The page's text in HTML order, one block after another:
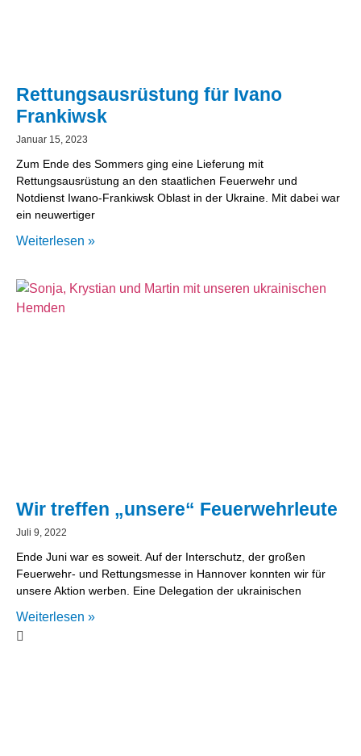
Rettungsausrüstung für Ivano
Frankiwsk
Januar 15, 2023
Zum Ende des Sommers ging eine Lieferung mit
Rettungsausrüstung an den staatlichen Feuerwehr und
Notdienst Iwano-Frankiwsk Oblast in der Ukraine. Mit dabei war
ein neuwertiger
Weiterlesen »
Wir treffen „unsere“ Feuerwehrleute
Juli 9, 2022
Ende Juni war es soweit. Auf der Interschutz, der großen
Feuerwehr- und Rettungsmesse in Hannover konnten wir für
unsere Aktion werben. Eine Delegation der ukrainischen
Weiterlesen »